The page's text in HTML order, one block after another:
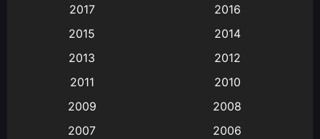
Animation แอนิเมชัน
(9)
Big tits (นมใหญ่)
2017
2016
2015
2014
2013
2012
2011
2010
2009
2008
2007
2006